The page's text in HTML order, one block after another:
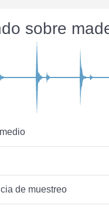
sobre
de muestreo